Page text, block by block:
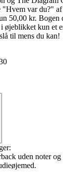
"Hvem var du?"
50,00 kr. Bogen
øjeblikket kun et
til mens du kan!
uden noter